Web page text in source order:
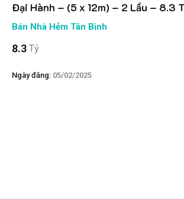
Đại Hành – (5 x 12m) – 2 Lầu – 8.3
Bán Nhà Hẻm Tân Bình
8.3 Tỷ
Ngày đăng: 05/02/2025